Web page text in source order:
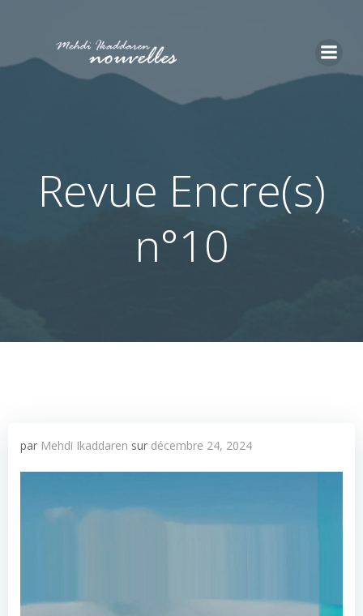
Revue Encre(s)
n°10
par Mehdi Ikaddaren sur décembre 24, 2024